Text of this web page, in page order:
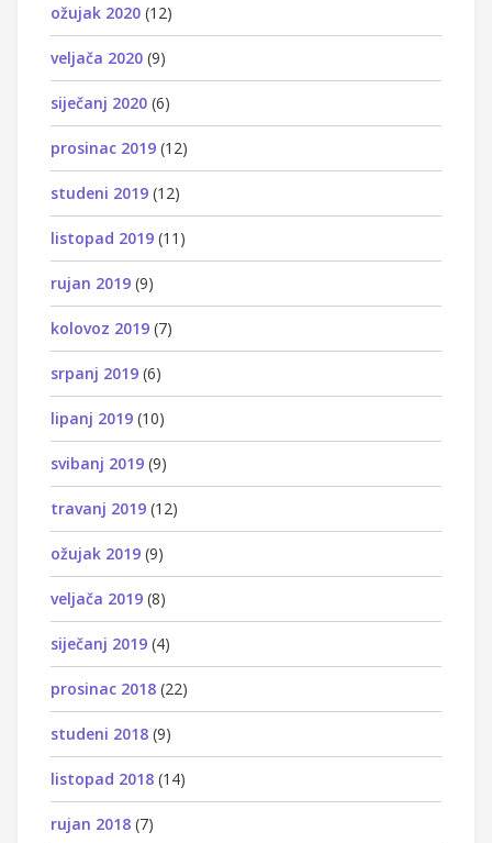
ožujak 2020 (12)
veljača 2020 (9)
siječanj 2020 (6)
prosinac 2019 (12)
studeni 2019 (12)
listopad 2019 (11)
rujan 2019 (9)
kolovoz 2019 (7)
srpanj 2019 (6)
lipanj 2019 (10)
svibanj 2019 (9)
travanj 2019 (12)
ožujak 2019 (9)
veljača 2019 (8)
siječanj 2019 (4)
prosinac 2018 (22)
studeni 2018 (9)
listopad 2018 (14)
rujan 2018 (7)